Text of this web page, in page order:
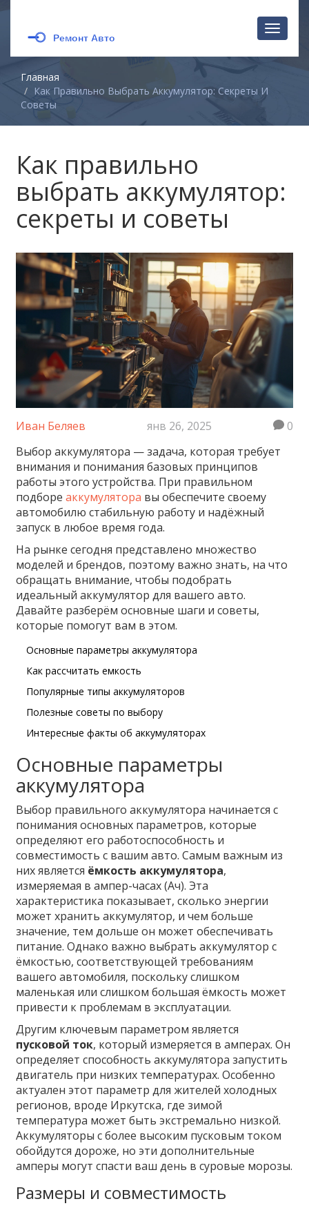
Главная
Как Правильно Выбрать Аккумулятор: Секреты И
Советы
Как правильно
выбрать аккумулятор:
секреты и советы
Иван Беляев янв 26, 2025
0
Выбор аккумулятора — задача, которая требует
внимания и понимания базовых принципов
работы этого устройства. При правильном
подбореаккумулятора вы обеспечите своему
автомобилю стабильную работу и надёжный
запуск в любое время года.
На рынке сегодня представлено множество
моделей и брендов, поэтому важно знать, на что
обращать внимание, чтобы подобрать
идеальный аккумулятор для вашего авто.
Давайте разберём основные шаги и советы,
которые помогут вам в этом.
Основные параметры аккумулятора
Как рассчитать емкость
Популярные типы аккумуляторов
Полезные советы по выбору
Интересные факты об аккумуляторах
Основные параметры
аккумулятора
Выбор правильного аккумулятора начинается с
понимания основных параметров, которые
определяют его работоспособность и
совместимость с вашим авто. Самым важным из
них является ёмкость аккумулятора,
измеряемая в ампер-часах (Ач). Эта
характеристика показывает, сколько энергии
может хранить аккумулятор, и чем больше
значение, тем дольше он может обеспечивать
питание. Однако важно выбрать аккумулятор с
ёмкостью, соответствующей требованиям
вашего автомобиля, поскольку слишком
маленькая или слишком большая ёмкость может
привести к проблемам в эксплуатации.
Другим ключевым параметром является
пусковой ток, который измеряется в амперах. Он
определяет способность аккумулятора запустить
двигатель при низких температурах. Особенно
актуален этот параметр для жителей холодных
регионов, вроде Иркутска, где зимой
температура может быть экстремально низкой.
Аккумуляторы с более высоким пусковым током
обойдутся дороже, но эти дополнительные
амперы могут спасти ваш день в суровые морозы.
Размеры и совместимость